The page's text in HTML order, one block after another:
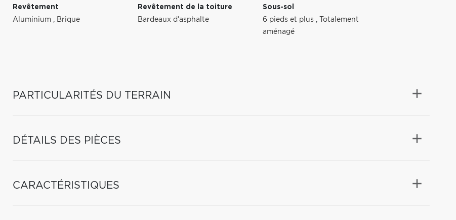
Revêtement
Aluminium , Brique
Revêtement de la toiture
Bardeaux d'asphalte
Sous-sol
6 pieds et plus ,
Totalement
aménagé
PARTICULARITÉS DU TERRAIN
DÉTAILS DES PIÈCES
CARACTÉRISTIQUES